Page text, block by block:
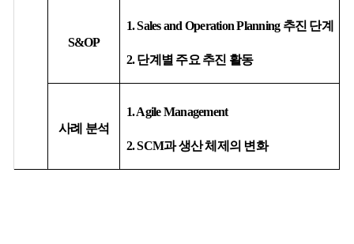
S&OP
1. Sales and Operation Planning 추진 단계
2.단계별 주요 추진 활동
사례 분석
1. Agile Management
2. SCM과 생산 체제의 변화